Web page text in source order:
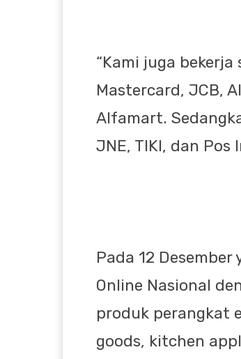
“Kami juga
Mastercard, JCB,
Alfamart.
JNE, TIKI, dan Pos
Pada 12
Online Nasional
produk perangkat
goods, kitchen